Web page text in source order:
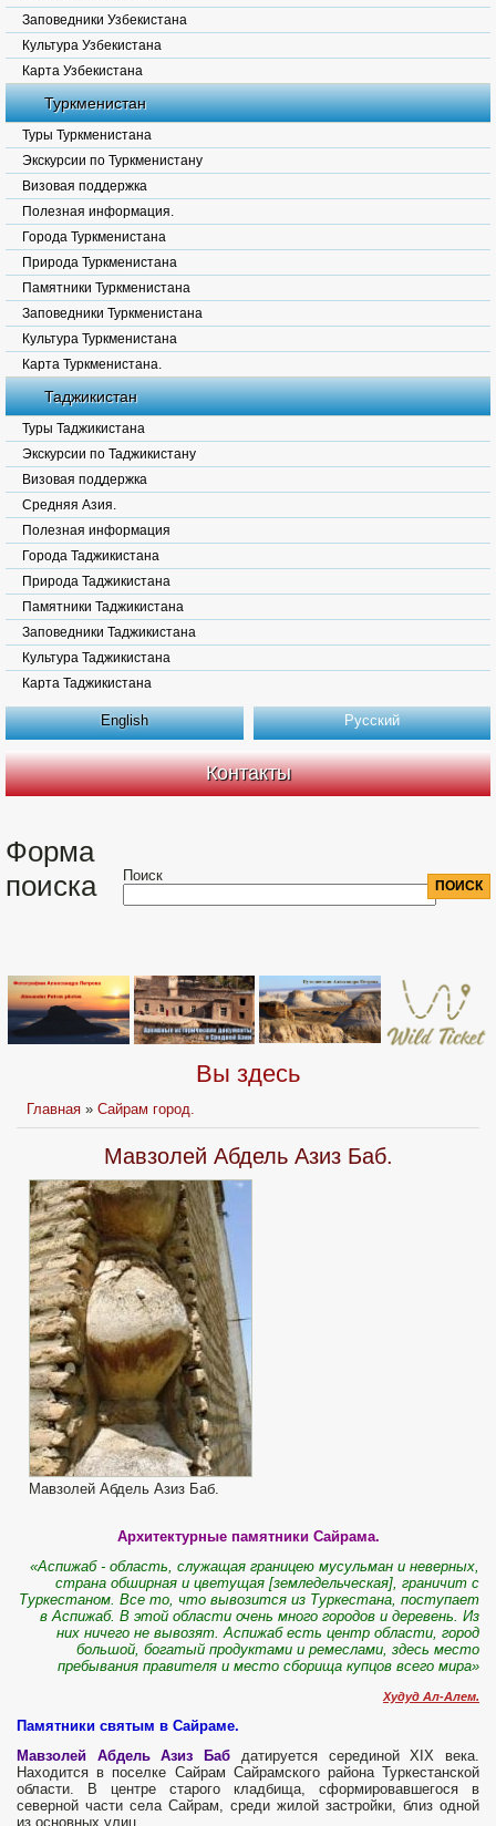
Заповедники Узбекистана
Культура Узбекистана
Карта Узбекистана
Туркменистан
Туры Туркменистана
Экскурсии по Туркменистану
Визовая поддержка
Полезная информация.
Города Туркменистана
Природа Туркменистана
Памятники Туркменистана
Заповедники Туркменистана
Культура Туркменистана
Карта Туркменистана.
Таджикистан
Туры Таджикистана
Экскурсии по Таджикистану
Визовая поддержка
Средняя Азия.
Полезная информация
Города Таджикистана
Природа Таджикистана
Памятники Таджикистана
Заповедники Таджикистана
Культура Таджикистана
Карта Таджикистана
English Русский
Контакты
Форма
поиска
Поиск
Вы здесь
Главная »Сайрам город.
Мавзолей Абдель Азиз Баб.
Мавзолей Абдель Азиз Баб.
Архитектурные памятники Сайрама.
«Аспижаб - область, служащая границею мусульман и неверных,
страна обширная и цветущая [земледельческая], граничит с
Туркестаном. Все то, что вывозится из Туркестана, поступает
в Аспижаб. В этой области очень много городов и деревень. Из
них ничего не вывозят. Аспижаб есть центр области, город
большой, богатый продуктами и ремеслами, здесь место
пребывания правителя и место сборища купцов всего мира»
Худуд Ал-Алем.
Памятники святым в Сайраме.
Мавзолей Абдель Азиз Баб датируется серединой XIX века.
Находится в поселке Сайрам Сайрамского района Туркестанской
области. В центре старого кладбища, сформировавшегося в
северной части села Сайрам, среди жилой застройки, близ одной
из основных улиц.